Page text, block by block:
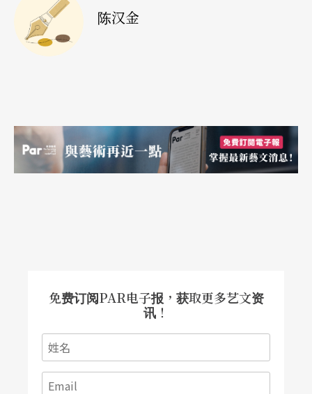
带来一场革命，他早年的创作却是从上述的「学院
派」画风开始的。
剧，许多炫技名家们的器乐演奏令市民们如醉如
痴，晚年耳聋的贝多芬与喜好大胆创新的舒伯特反
而成了这个通俗时代的边缘人。舒伯特尽管谱写了
也纳人称之为“Gemütlichkeit”，那是一种出自内
心的悦乐，一种悠然自在的感觉。在他的《感伤的
圆舞曲集》或《高贵的圆舞曲集》中，我们很容易
体会到这种深刻化的愉悦，而分辨出它们与同时期
陈汉金
免费订阅PAR电子报，获取更多艺文资
讯！